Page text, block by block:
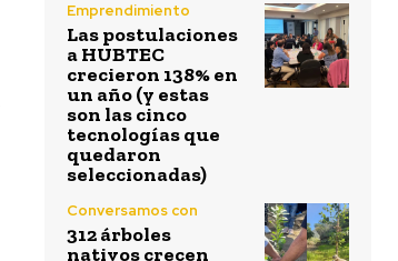
Emprendimiento
Las postulaciones
a HUBTEC
crecieron 138% en
un año (y estas
son las cinco
tecnologías que
quedaron
seleccionadas)
Conversamos con
312 árboles
nativos crecen